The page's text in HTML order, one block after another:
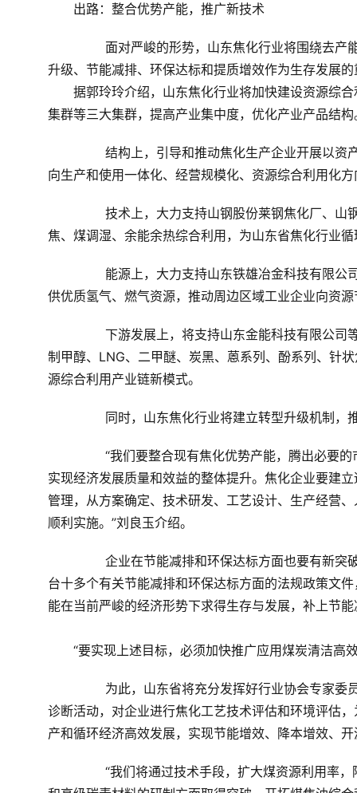
出路：整合优势产能，推广新技术
升级、节能减排、环保达标和提质增效作为生存发展
据郭玲玲介绍，山东焦化行业将加快建设资源综合
集群等三大集群，提高产业集中度，优化产业产品结构
向生产和使用一体化、经营规模化、资源综合利用化
焦、煤调湿、余能余热综合利用，为山东省焦化行业
供优质氢气、燃气资源，推动周边区域工业企业向资
制甲醇、LNG、二甲醚、炭黑、蒽系列、酚系列、针
源综合利用产业链新模式。
　　同时，山东焦化行业将建立转型升级机制，
实现经济发展质量和效益的整体提升。焦化企业要建
管理，从方案确定、技术研发、工艺设计、生产经营
顺利实施。”刘良玉介绍。
台十多个有关节能减排和环保达标方面的法规政策文
能在当前严峻的经济形势下求得生存与发展，补上节
“要实现上述目标，必须加快推广应用煤炭清洁高
诊断活动，对企业进行焦化工艺技术评估和环境评估
产和循环经济高效发展，实现节能增效、降本增效、